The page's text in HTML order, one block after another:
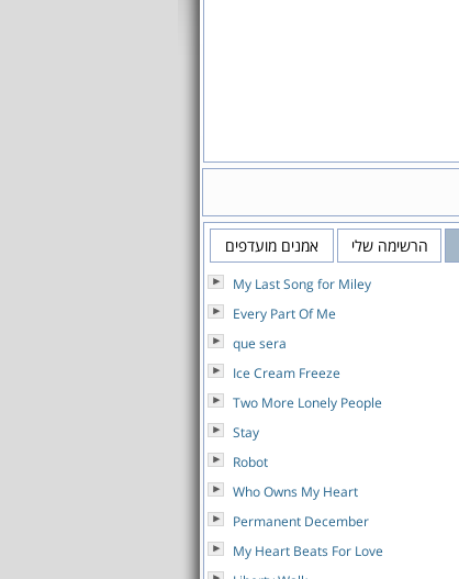
הרשימה שלי אמנים מועדפים
My Last Song for Miley
Every Part Of Me
que sera
Ice Cream Freeze
Two More Lonely People
Stay
Robot
Who Owns My Heart
Permanent December
My Heart Beats For Love